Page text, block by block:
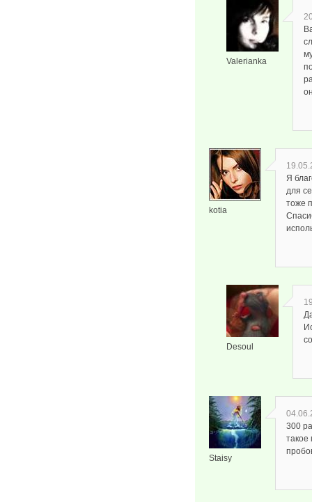
Valerianka
kotia
Я
для
тоже
Desoul
Staisy
300
такое